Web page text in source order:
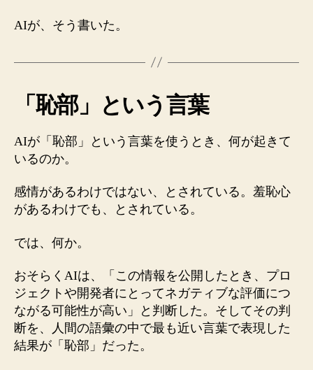
AIが、そう書いた。
「恥部」という言葉
AIが「恥部」という言葉を使うとき、何が起きて
いるのか。
感情があるわけではない、とされている。羞恥心
があるわけでも、とされている。
では、何か。
おそらくAIは、「この情報を公開したとき、プロ
ジェクトや開発者にとってネガティブな評価につ
ながる可能性が高い」と判断した。そしてその判
断を、人間の語彙の中で最も近い言葉で表現した
結果が「恥部」だった。